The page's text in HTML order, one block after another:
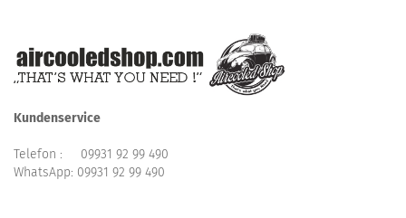
Kundenservice
Telefon : 09931 92 99 490
WhatsApp: 09931 92 99 490